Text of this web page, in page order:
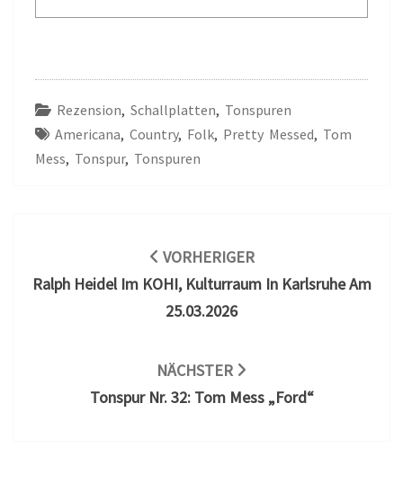
Rezension, Schallplatten, Tonspuren
Americana, Country, Folk, Pretty Messed, Tom
Mess, Tonspur, Tonspuren
VORHERIGER
Ralph Heidel Im KOHI, Kulturraum In Karlsruhe Am
25.03.2026
NÄCHSTER
Tonspur Nr. 32: Tom Mess „Ford“